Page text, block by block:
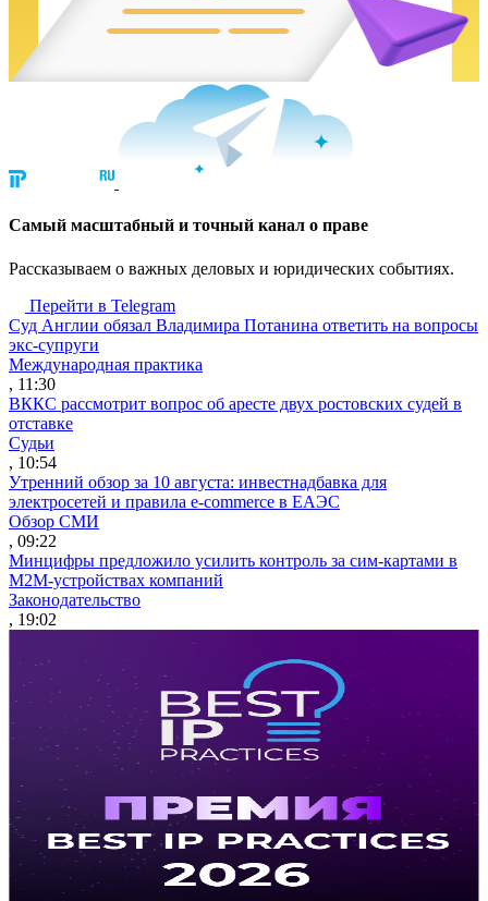
Cамый масштабный и точный канал о праве
Рассказываем о важных деловых и юридических событиях.
Перейти в Telegram
Суд Англии обязал Владимира Потанина ответить на вопросы
экс-супруги
Международная практика
, 11:30
ВККС рассмотрит вопрос об аресте двух ростовских судей в
отставке
Судьи
, 10:54
Утренний обзор за 10 августа: инвестнадбавка для
электросетей и правила e-commerce в ЕАЭС
Обзор СМИ
, 09:22
Минцифры предложило усилить контроль за сим-картами в
M2M-устройствах компаний
Законодательство
, 19:02